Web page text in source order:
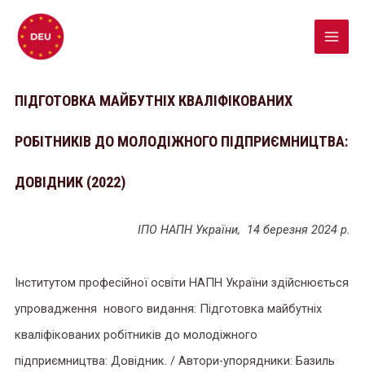
ПІДГОТОВКА МАЙБУТНІХ КВАЛІФІКОВАНИХ
РОБІТНИКІВ ДО МОЛОДІЖНОГО ПІДПРИЄМНИЦТВА:
ДОВІДНИК (2022)
ІПО НАПН України, 14 березня 2024 р.
Інститутом професійної освіти НАПН України здійснюється
упровадження нового видання: Підготовка майбутніх
кваліфікованих робітників до молодіжного
підприємництва: Довідник. / Автори-упорядники: Базиль